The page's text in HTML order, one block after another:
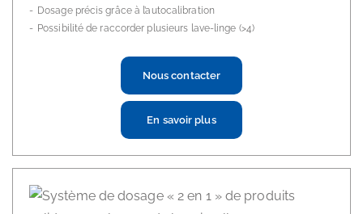
Dosage précis grâce à l’autocalibration
Possibilité de raccorder plusieurs lave-linge (>4)
Nous contacter
En savoir plus